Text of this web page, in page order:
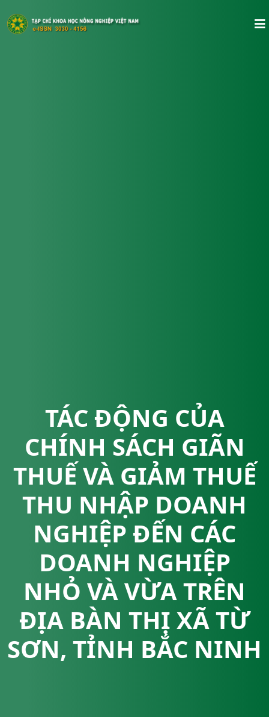
TÁC ĐỘNG CỦA
CHÍNH SÁCH GIÃN
THUẾ VÀ GIẢM THUẾ
THU NHẬP DOANH
NGHIỆP ĐẾN CÁC
DOANH NGHIỆP
NHỎ VÀ VỪA TRÊN
ĐỊA BÀN THỊ XÃ TỪ
SƠN, TỈNH BẮC NINH